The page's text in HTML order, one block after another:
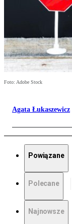
Foto: Adobe Stock
Agata Łukaszewicz
Powiązane
Polecane
Najnowsze